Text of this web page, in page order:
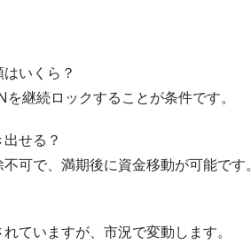
いくら？
継続ロックすることが条件です。
せる？
可で、満期後に資金移動が可能です。
ていますが、市況で変動します。